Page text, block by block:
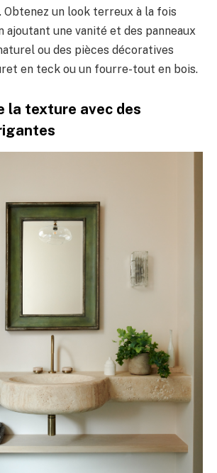
Obtenez un look terreux à la fois
ajoutant une vanité et des panneaux
ou des pièces décoratives
en teck ou un fourre-tout en bois.
la texture avec des